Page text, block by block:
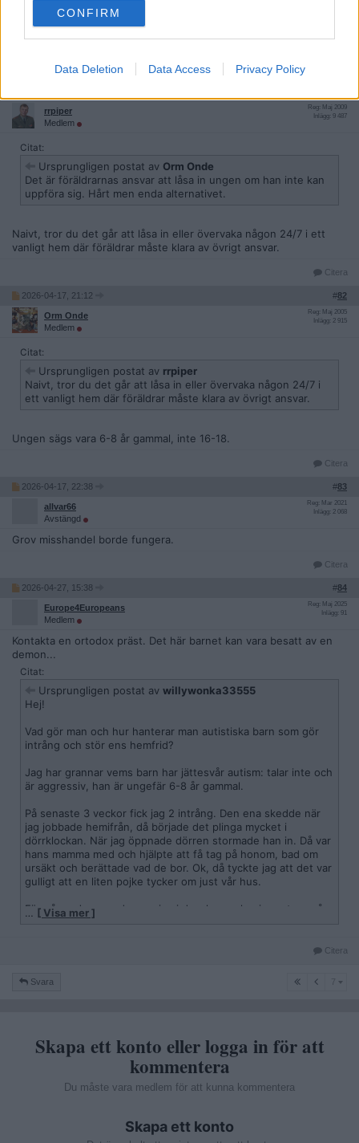
CONFIRM
Data Deletion Data Access Privacy Policy
Ingen risk att dom har barn. Tro mig ingen av dom har sett en
naken kvinna på riktigt.
rrpiper
Medlem
Reg: Maj 2009
Inlägg: 9 487
Citat:
Ursprungligen postat av Orm Onde
Det är föräldrarnas ansvar att låsa in ungen om han inte kan
uppföra sig. Hårt men enda alternativet.
Naivt, tror du det går att låsa in eller övervaka någon 24/7 i ett
vanligt hem där föräldrar måste klara av övrigt ansvar.
Citera
2026-04-17, 21:12 #82
Orm Onde
Medlem
Reg: Maj 2005
Inlägg: 2 915
Citat:
Ursprungligen postat av rrpiper
Naivt, tror du det går att låsa in eller övervaka någon 24/7 i
ett vanligt hem där föräldrar måste klara av övrigt ansvar.
Ungen sägs vara 6-8 år gammal, inte 16-18.
Citera
2026-04-17, 22:38 #83
allvar66
Avstängd
Reg: Mar 2021
Inlägg: 2 068
Grov misshandel borde fungera.
Citera
2026-04-27, 15:38 #84
Europe4Europeans
Medlem
Reg: Maj 2025
Inlägg: 91
Kontakta en ortodox präst. Det här barnet kan vara besatt av en
demon...
Citat:
Ursprungligen postat av willywonka33555
Hej!
Vad gör man och hur hanterar man autistiska barn som gör
intrång och stör ens hemfrid?
Jag har grannar vems barn har jättesvår autism: talar inte och
är aggressiv, han är ungefär 6-8 år gammal.
På senaste 3 veckor fick jag 2 intrång. Den ena skedde när
jag jobbade hemifrån, då började det plinga mycket i
dörrklockan. När jag öppnade dörren stormade han in. Då var
hans mamma med och hjälpte att få tag på honom, bad om
ursäkt och berättade vad de bor. Ok, då tyckte jag att det var
gulligt att en liten pojke tycker om just vår hus.
För några dagar sedan var jag i duschen och min partner på
baksidan av vår trägård när det plingade i dörren. När jag gick
vår säng, ute på vår balkong. Vi försökte att leda ut honom,
och vägrade röra på sig. Efter 10 minuter fick vi ut honom
Vad fan gör man? Som sagt är pojken 6-8år, mamman verkar
göra sitt bästa men det stör oss och man känner sig inte
längre trygg i sitt eget hem.
… [ Visa mer ]
Citera
Svara
Skapa ett konto eller logga in för att
kommentera
Du måste vara medlem för att kunna kommentera
Skapa ett konto